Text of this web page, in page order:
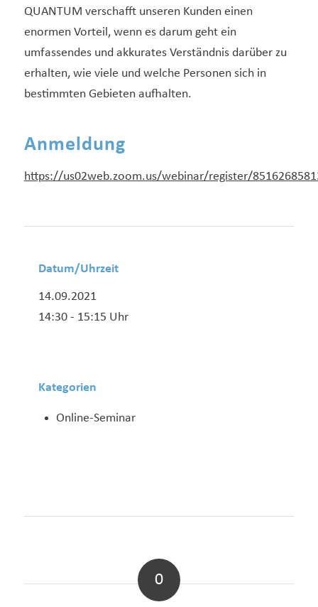
QUANTUM verschafft unseren Kunden einen
enormen Vorteil, wenn es darum geht ein
umfassendes und akkurates Verständnis darüber zu
erhalten, wie viele und welche Personen sich in
bestimmten Gebieten aufhalten.
Anmeldung
https://us02web.zoom.us/webinar/register/
Datum/Uhrzeit
14.09.2021
14:30 - 15:15 Uhr
Kategorien
Online-Seminar
0